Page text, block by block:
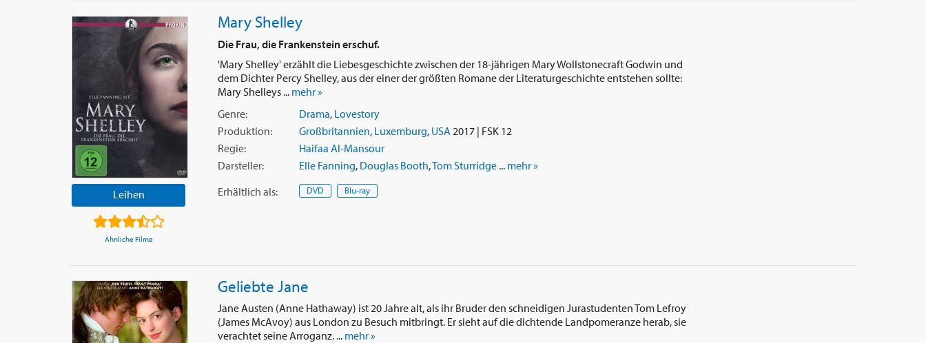
Leihen
Ähnliche Filme
Mary Shelley
Die Frau, die Frankenstein erschuf.
'Mary Shelley' erzählt die Liebesgeschichte zwischen der 18-jährigen Mary Wollstonecraft Godwin und
dem Dichter Percy Shelley, aus der einer der größten Romane der Literaturgeschichte entstehen sollte:
Mary Shelleys ... mehr »
Genre:
Drama, Lovestory
Produktion:
Großbritannien, Luxemburg, USA 2017 | FSK 12
Regie:
Haifaa Al-Mansour
Darsteller:
Elle Fanning, Douglas Booth,Tom Sturridge... mehr »
Erhältlich als: DVD Blu-ray
Geliebte Jane
Jane Austen (Anne Hathaway) ist 20 Jahre alt, als ihr Bruder den schneidigen Jurastudenten Tom Lefroy
(James McAvoy) aus London zu Besuch mitbringt. Er sieht auf die dichtende Landpomeranze herab, sie
verachtet seine Arroganz. ... mehr »